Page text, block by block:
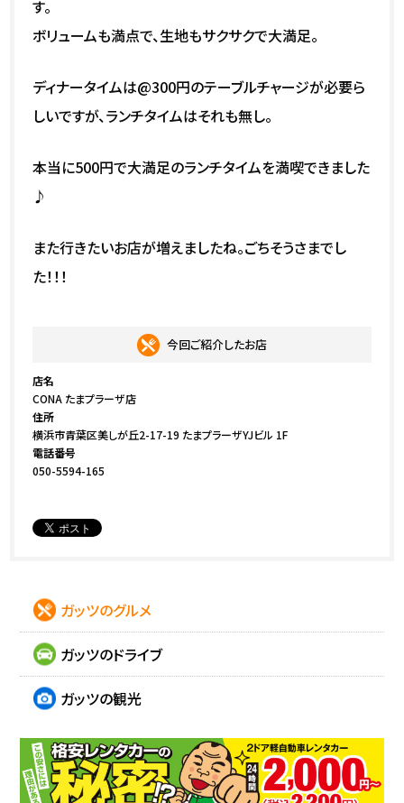
す。
ボリュームも満点で、生地もサクサクで大満足。
ディナータイムは@300円のテーブルチャージが必要ら
しいですが、ランチタイムはそれも無し。
本当に500円で大満足のランチタイムを満喫できました
♪
また行きたいお店が増えましたね。ごちそうさまでし
た！！！
今回ご紹介したお店
店名
CONA たまプラーザ店
住所
横浜市青葉区美しが丘2-17-19 たまプラーザYJビル 1F
電話番号
050-5594-165
ガッツのグルメ
ガッツのドライブ
ガッツの観光